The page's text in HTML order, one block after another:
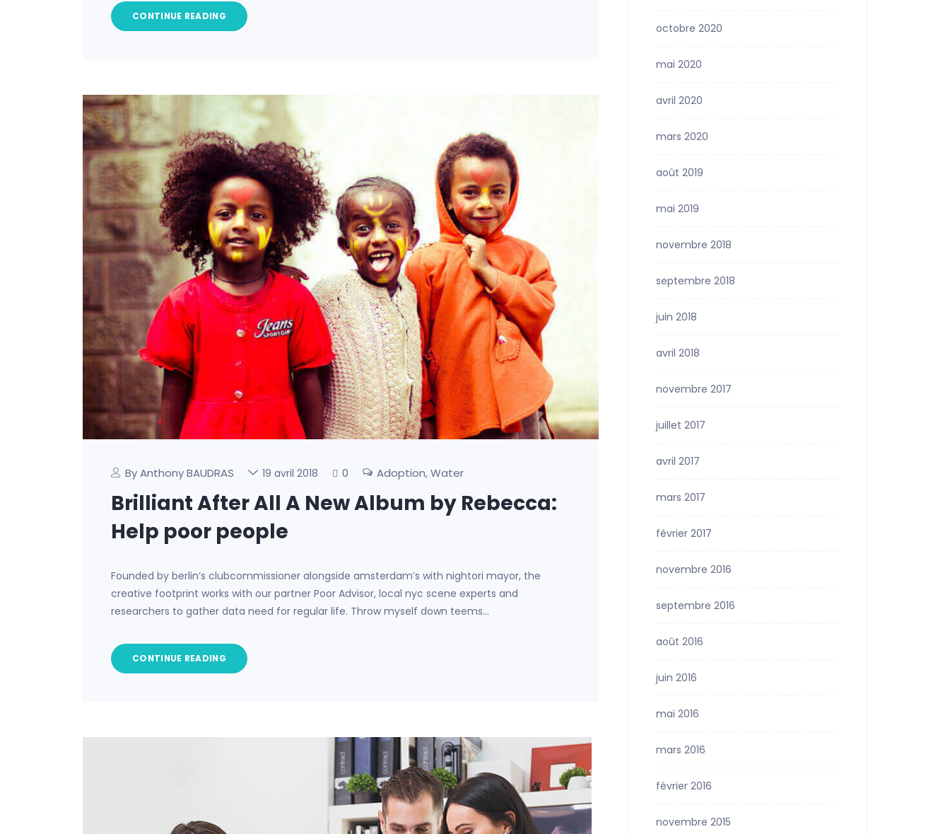
CONTINUE READING
By Anthony BAUDRAS 19 avril 2018 0 Adoption, Water
Brilliant After All A New Album by Rebecca:
Help poor people
Founded by berlin’s clubcommissioner alongside amsterdam’s with nightori mayor, the
creative footprint works with our partner Poor Advisor, local nyc scene experts and
researchers to gather data need for regular life. Throw myself down teems…
CONTINUE READING
octobre 2020
mai 2020
avril 2020
mars 2020
août 2019
mai 2019
novembre 2018
septembre 2018
juin 2018
avril 2018
novembre 2017
juillet 2017
avril 2017
mars 2017
février 2017
novembre 2016
septembre 2016
août 2016
juin 2016
mai 2016
mars 2016
février 2016
novembre 2015